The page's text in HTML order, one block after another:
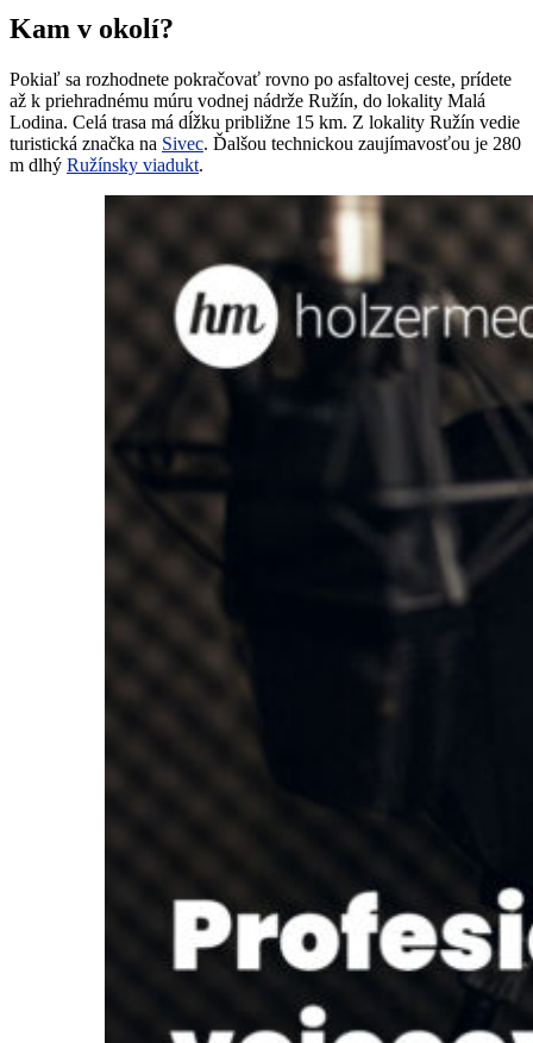
Kam v okolí?
Pokiaľ sa rozhodnete pokračovať rovno po asfaltovej ceste, prídete
až k priehradnému múru vodnej nádrže Ružín, do lokality Malá
Lodina. Celá trasa má dĺžku približne 15 km. Z lokality Ružín vedie
turistická značka na Sivec. Ďalšou technickou zaujímavosťou je 280
m dlhý Ružínsky viadukt.